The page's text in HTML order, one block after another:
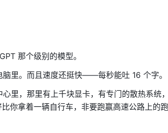
那个级别的模型。
里。而且速度还挺快——每秒能吐 16 个字。
里，那里有上千块显卡，有专门的散热系统，
你拿着一辆自行车，非要跑赢高速公路上的跑